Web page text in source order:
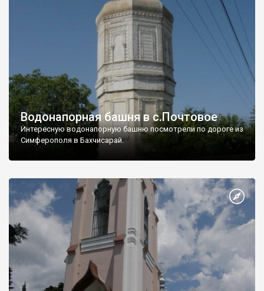
Водонапорная башня в с.Почтовое
Интересную водонапорную башню посмотрели по дороге из
Симферополя в Бахчисарай.